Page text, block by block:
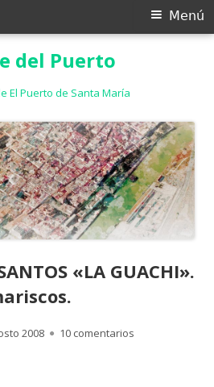
del Puerto
El Puerto de Santa María
Menú
«LA GUACHI».
2008 10 comentarios